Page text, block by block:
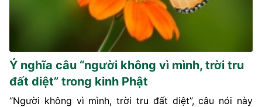
Ý nghĩa câu “người không vì mình, trời tru
đất diệt” trong kinh Phật
“Người không vì mình, trời tru đất diệt”, câu nói này